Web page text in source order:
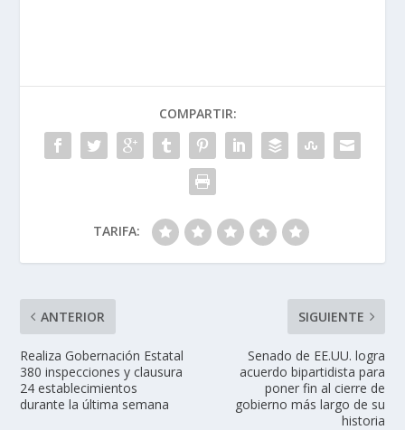
COMPARTIR:
TARIFA:
ANTERIOR
Realiza Gobernación Estatal
380 inspecciones y clausura
24 establecimientos
durante la última semana
SIGUIENTE
Senado de EE.UU. logra
acuerdo bipartidista para
poner fin al cierre de
gobierno más largo de su
historia